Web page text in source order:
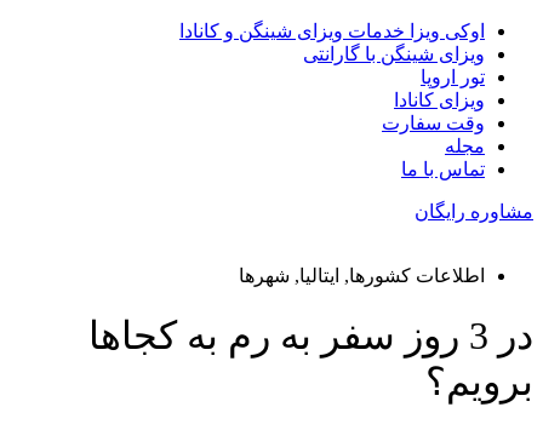
اوکی ویزا خدمات ویزای شینگن و کانادا
ویزای شینگن با گارانتی
تور اروپا
ویزای کانادا
وقت سفارت
مجله
تماس با ما
مشاوره رایگان
اطلاعات کشورها, ایتالیا, شهرها
در 3 روز سفر به رم به کجاها
برویم؟